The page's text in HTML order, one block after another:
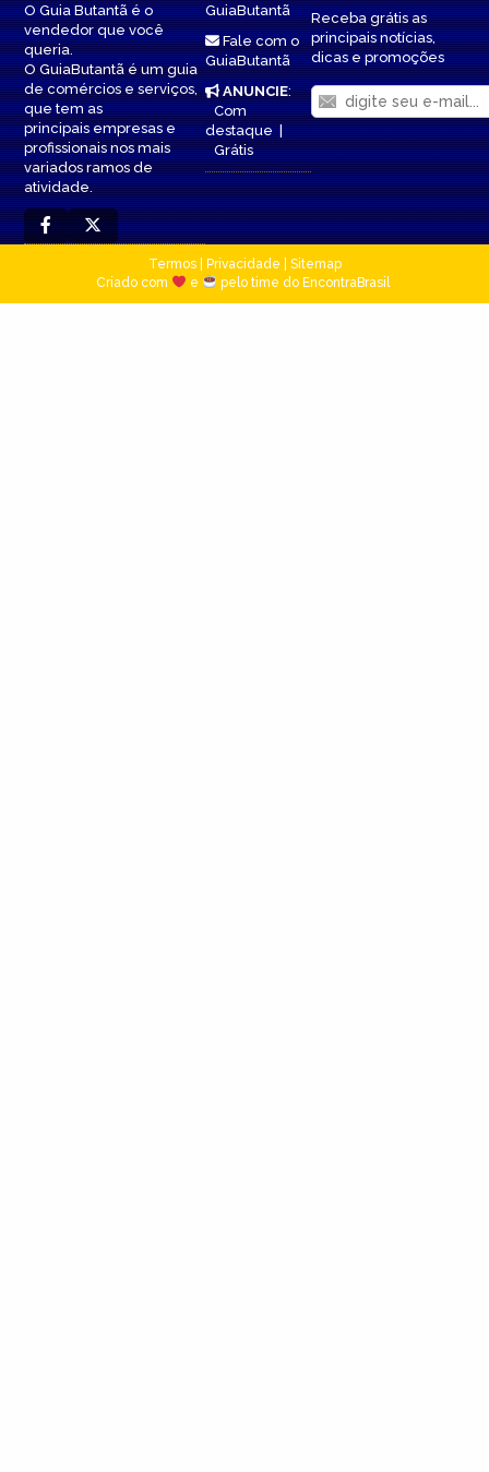
O Guia Butantã é o
vendedor que você
queria.
O GuiaButantã é um guia
de comércios e serviços,
que tem as
principais empresas e
profissionais nos mais
variados ramos de
atividade.
GuiaButantã
Fale com o
GuiaButantã
ANUNCIE:
Com
destaque|
Grátis
Receba grátis as
principais notícias,
dicas e promoções
Termos| Privacidade
Sitemap
Criado com
e pelo time do EncontraBrasil